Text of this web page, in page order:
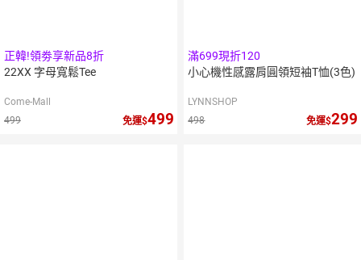
正韓!領劵享新品8折
22XX 字母寬鬆Tee
Come-Mall
499
免運 499
滿699現折120
小心機性感露肩圓領短袖T恤(3色)
LYNNSHOP
498
免運 299